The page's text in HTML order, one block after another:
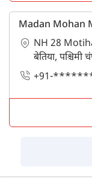
Madan Mohan
NH 28
बेतिया, पश्चिमी
+91-